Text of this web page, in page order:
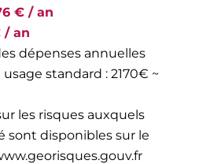
€ / an
/ an
dépenses annuelles
standard : 2170€ ~
les risques auxquels
sont disponibles sur le